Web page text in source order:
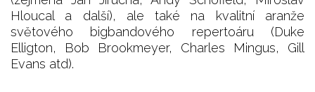
Hloucal a další), ale také na kvalitní aranže
světového bigbandového repertoáru (Duke
Elligton, Bob Brookmeyer, Charles Mingus, Gill
Evans atd).